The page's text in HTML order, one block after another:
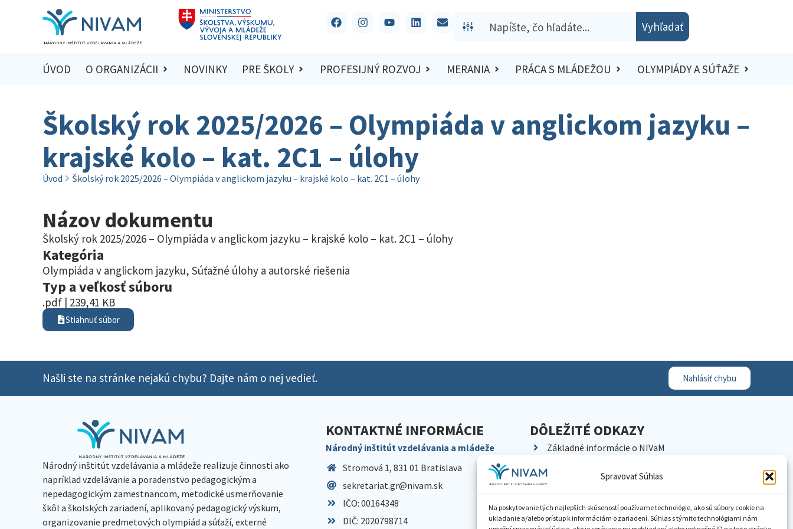
Spravovať Súhlas
Na poskytovanie tých najlepších skúseností používame technológie, ako sú súbory cookie na
ukladanie a/alebo prístup k informáciám o zariadení. Súhlas s týmito technológiami nám
Vyhľadať
ÚVOD O ORGANIZÁCII NOVINKY PRE ŠKOLY PROFESIJNÝ ROZVOJ MERANIA PRÁCA S MLÁDEŽOU OLYMPIÁDY A SÚŤAŽE
Školský rok 2025/2026 – Olympiáda v anglickom jazyku –
krajské kolo – kat. 2C1 – úlohy
Úvod Školský rok 2025/2026 – Olympiáda v anglickom jazyku – krajské kolo – kat. 2C1 – úlohy
Názov dokumentu
Školský rok 2025/2026 – Olympiáda v anglickom jazyku – krajské kolo – kat. 2C1 – úlohy
Kategória
Olympiáda v anglickom jazyku, Súťažné úlohy a autorské riešenia
Typ a veľkosť súboru
.pdf | 239,41 KB
Stiahnuť súbor
Našli ste na stránke nejakú chybu? Dajte nám o nej vedieť. Nahlásiť chybu
Národný inštitút vzdelávania a mládeže realizuje činnosti ako
napríklad vzdelávanie a poradenstvo pedagogickým a
nepedagogickým zamestnancom, metodické usmerňovanie
škôl a školských zariadení, aplikovaný pedagogický výskum,
organizovanie predmetových olympiád a súťaží, externé
KONTAKTNÉ INFORMÁCIE
Národný inštitút vzdelávania a mládeže
Stromová 1, 831 01 Bratislava
sekretariat.gr@nivam.sk
IČO: 00164348
DIČ: 2020798714
DÔLEŽITÉ ODKAZY
Základné informácie o NIVaM
Kariéra
Pracoviská NIVaM